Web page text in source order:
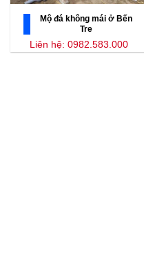
Mộ đá không mái ở Bến
Tre
Liên hệ: 0982.583.000